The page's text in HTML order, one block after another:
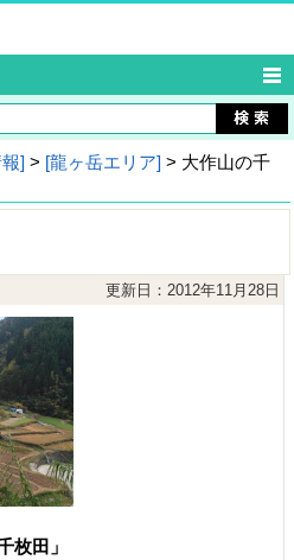
] > [龍ヶ岳エリア] > 大作山の千
更新日：2012年11月28日
枚田」